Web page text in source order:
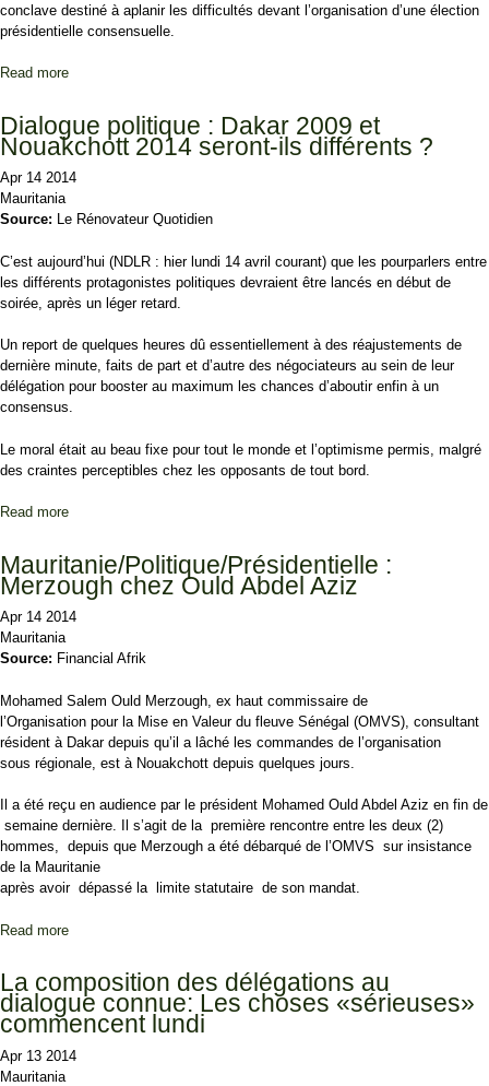
conclave destiné à aplanir les difficultés devant l’organisation d’une élection
présidentielle consensuelle.
Read more
Dialogue politique : Dakar 2009 et
Nouakchott 2014 seront-ils différents ?
Apr 14 2014
Mauritania
Source: Le Rénovateur Quotidien
C’est aujourd’hui (NDLR : hier lundi 14 avril courant) que les pourparlers entre
les différents protagonistes politiques devraient être lancés en début de
soirée, après un léger retard.
Un report de quelques heures dû essentiellement à des réajustements de
dernière minute, faits de part et d’autre des négociateurs au sein de leur
délégation pour booster au maximum les chances d’aboutir enfin à un
consensus.
Le moral était au beau fixe pour tout le monde et l’optimisme permis, malgré
des craintes perceptibles chez les opposants de tout bord.
Read more
Mauritanie/Politique/Présidentielle :
Merzough chez Ould Abdel Aziz
Apr 14 2014
Mauritania
Source: Financial Afrik
Mohamed Salem Ould Merzough, ex haut commissaire de
l’Organisation pour la Mise en Valeur du fleuve Sénégal (OMVS), consultant
résident à Dakar depuis qu’il a lâché les commandes de l’organisation
sous régionale, est à Nouakchott depuis quelques jours.
Il a été reçu en audience par le président Mohamed Ould Abdel Aziz en fin de
semaine dernière. Il s’agit de la première rencontre entre les deux (2)
hommes, depuis que Merzough a été débarqué de l’OMVS sur insistance
de la Mauritanie
après avoir dépassé la limite statutaire de son mandat.
Read more
La composition des délégations au
dialogue connue: Les choses «sérieuses»
commencent lundi
Apr 13 2014
Mauritania